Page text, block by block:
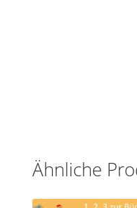
Ähnliche